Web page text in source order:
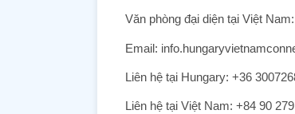
Văn phòng đại diện tại Việt
Email:
Liên hệ tại Hungary: +36
Liên hệ tại Việt Nam: +84 90